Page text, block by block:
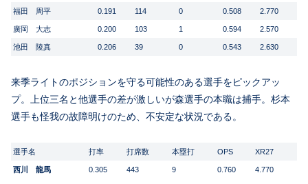
福田 周平 0.191 114 0 0.508 2.770
廣岡 大志 0.200 103 1 0.594 2.570
池田 陵真 0.206 39 0 0.543 2.630
来季ライトのポジションを守る可能性のある選手をピックアッ
プ。上位三名と他選手の差が激しいが森選手の本職は捕手。杉本
選手も怪我の故障明けのため、不安定な状況である。
選手名 打率 打席数 本塁打 OPS XR27
西川 龍馬 0.305 443 9 0.760 4.770